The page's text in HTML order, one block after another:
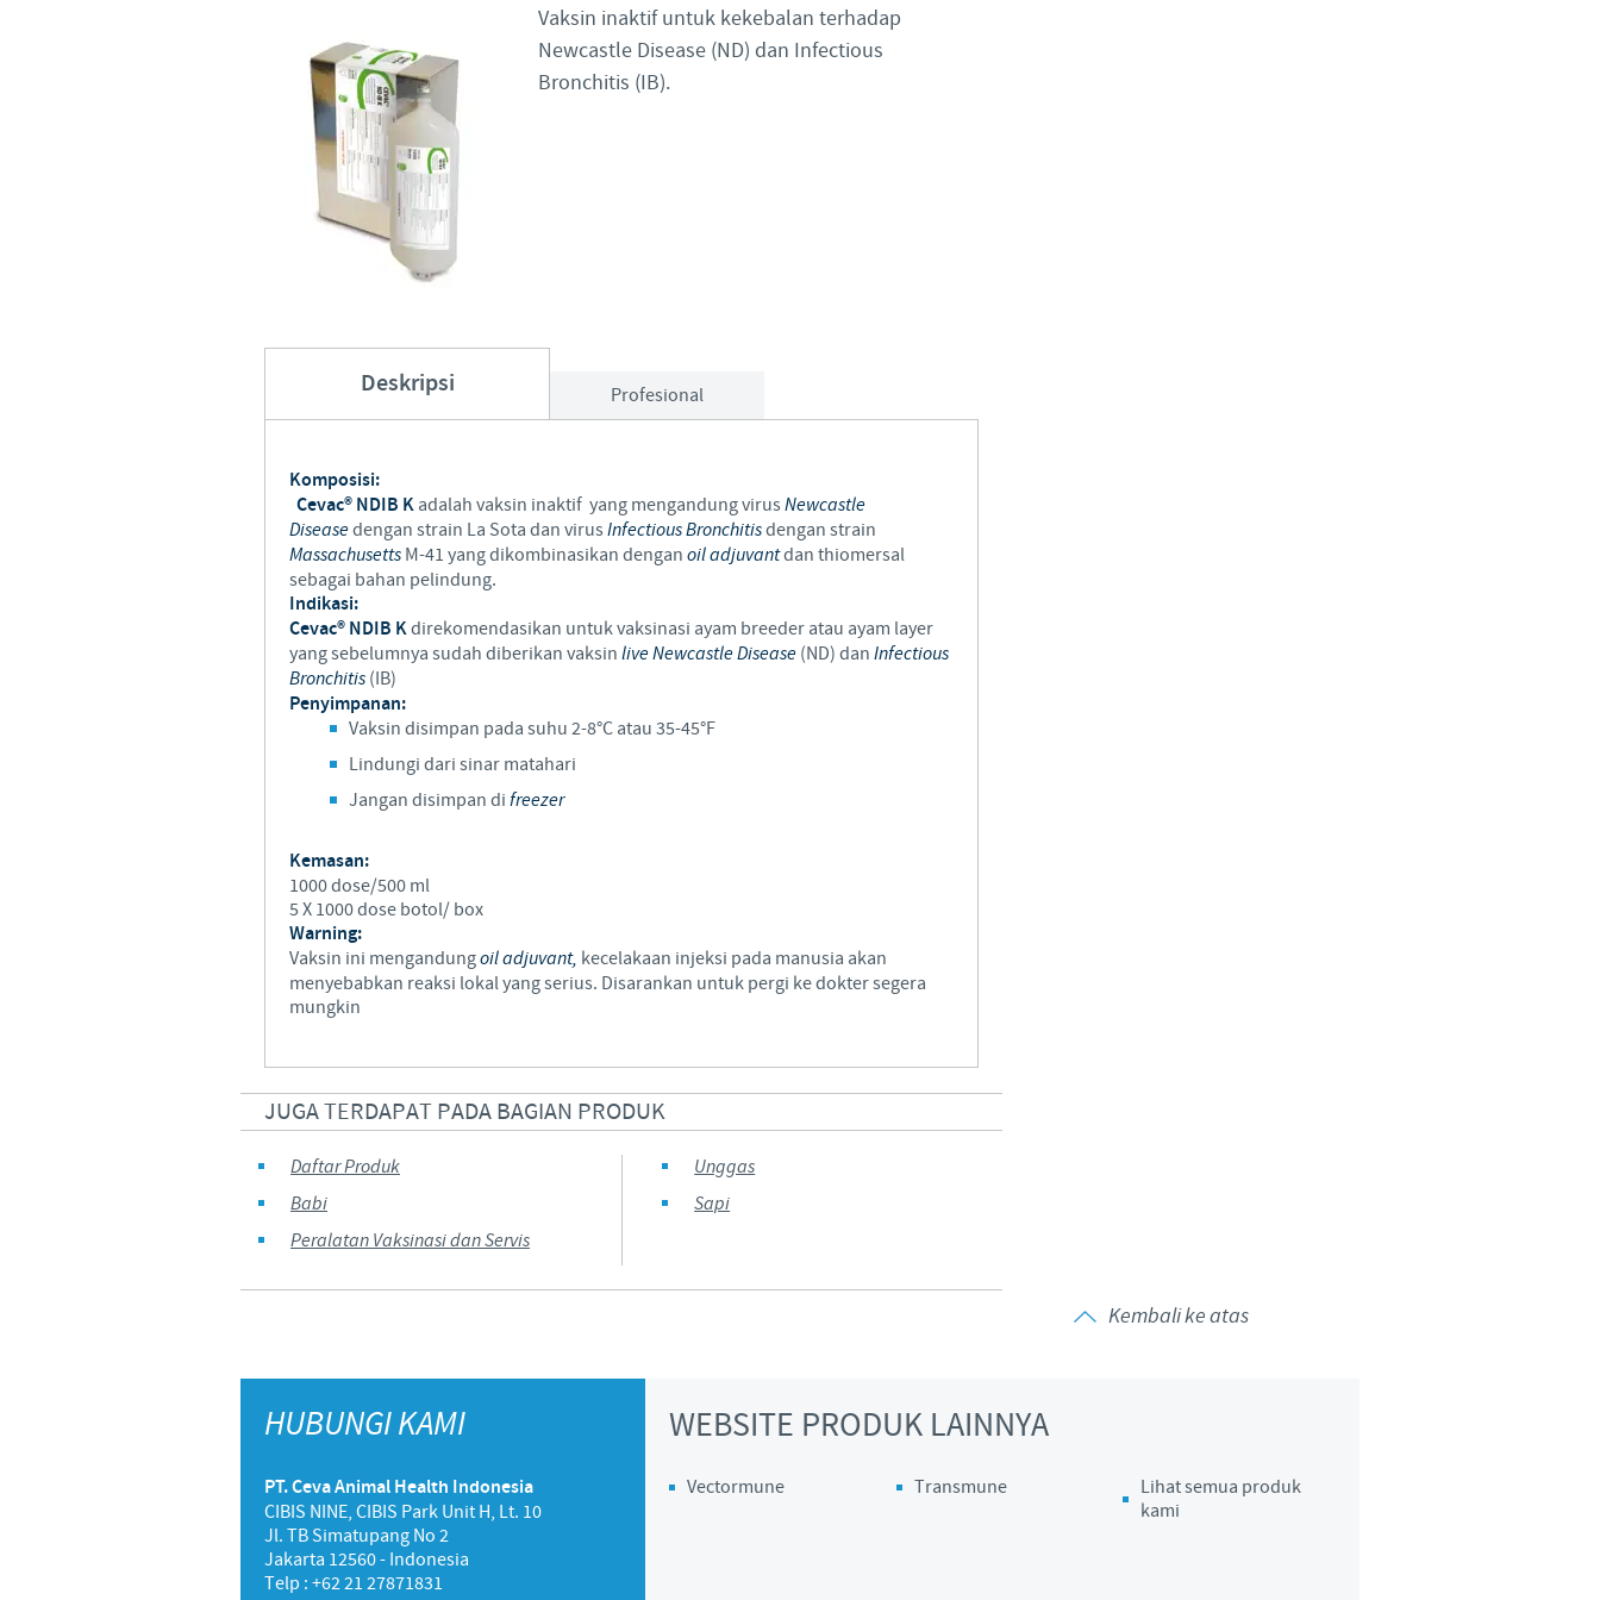
Bulgaria
Denmark
Japan
Peru
You are leaving the country website to access another site in the group.
country.
Vaksin inaktif untuk kekebalan terhadap
Newcastle Disease (ND) dan Infectious
Bronchitis (IB).
Deskripsi Profesional
Komposisi:
Cevac® NDIB K adalah vaksin inaktif yang mengandung virusNewcastle
Diseasedengan strain La Sota dan virusInfectious Bronchitisdengan strain
Massachusetts M-41 yang dikombinasikan dengan oil adjuvantdan thiomersal
sebagai bahan pelindung.
Indikasi:
Cevac® NDIB Kdirekomendasikan untuk vaksinasi ayam breeder atau ayam layer
yang sebelumnya sudah diberikan vaksin live Newcastle Disease (ND) dan Infectious
Bronchitis (IB)
Penyimpanan:
Vaksin disimpan pada suhu 2-8°C atau 35-45°F
Lindungi dari sinar matahari
Jangan disimpan di freezer
Kemasan:
1000 dose/500 ml
5 X 1000 dose botol/ box
Warning:
Vaksin ini mengandungoil adjuvant, kecelakaan injeksi pada manusia akan
menyebabkan reaksi lokal yang serius. Disarankan untuk pergi ke dokter segera
mungkin
JUGA TERDAPAT PADA BAGIAN PRODUK
Daftar Produk
Unggas
Babi
Sapi
Peralatan Vaksinasi dan Servis
Kembali ke atas
HUBUNGI KAMI
PT. Ceva Animal Health Indonesia
CIBIS NINE, CIBIS Park Unit H, Lt. 10
Jl. TB Simatupang No 2
Jakarta 12560 - Indonesia
Telp : +62 21 27871831
WEBSITE PRODUK LAINNYA
Vectormune Transmune
Lihat semua produk
kami